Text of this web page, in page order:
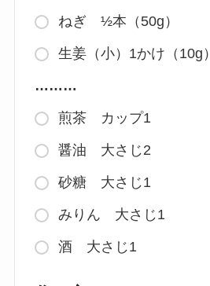
ねぎ ½本（50g）
生姜（小）1かけ（10g）
………
煎茶 カップ1
醤油 大さじ2
砂糖 大さじ1
みりん 大さじ1
酒 大さじ1